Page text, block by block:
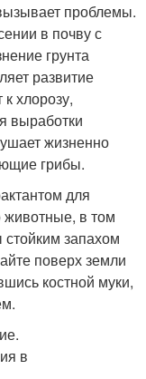
проблемы.
в почву с
грунта
развитие
хлорозу,
выработки
жизненно
грибы.
для
в том
запахом
поверх земли
костной муки,